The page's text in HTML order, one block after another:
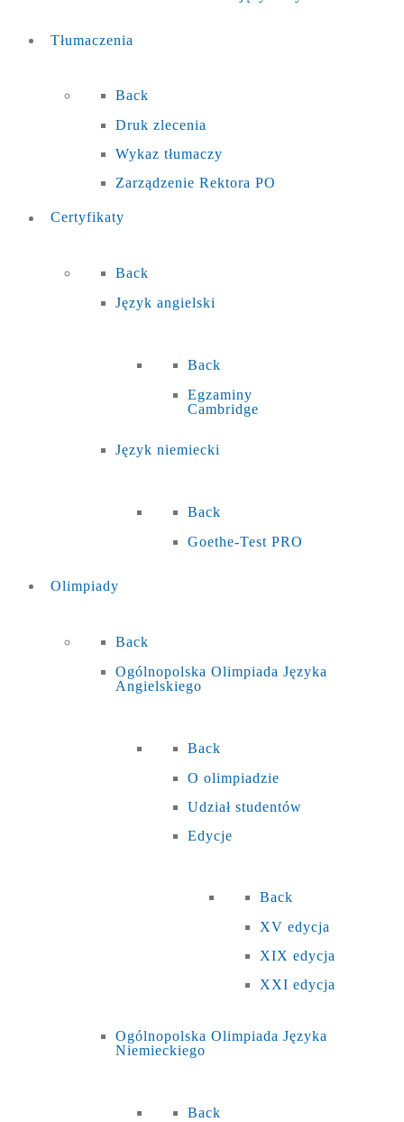
Tłumaczenia
Back
Druk zlecenia
Wykaz tłumaczy
Zarządzenie Rektora PO
Certyfikaty
Back
Język angielski
Back
Egzaminy
Cambridge
Język niemiecki
Back
Goethe-Test PRO
Olimpiady
Back
Ogólnopolska Olimpiada Języka
Angielskiego
Back
O olimpiadzie
Udział studentów
Edycje
Back
XV edycja
XIX edycja
XXI edycja
Ogólnopolska Olimpiada Języka
Niemieckiego
Back